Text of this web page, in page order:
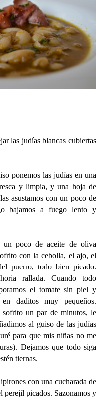
las judías blancas cubiertas
ponemos las judías en una
y limpia, y una hoja de
asustamos con un poco de
bajamos a fuego lento y
un poco de aceite de oliva
con la cebolla, el ajo, el
puerro, todo bien picado.
rallada. Cuando todo
el tomate sin piel y
daditos muy pequeños.
sofrito un par de minutos, le
al guiso de las judías
para que mis niñas no me
Dejamos que todo siga
tiernas.
con una cucharada de
perejil picados. Sazonamos y